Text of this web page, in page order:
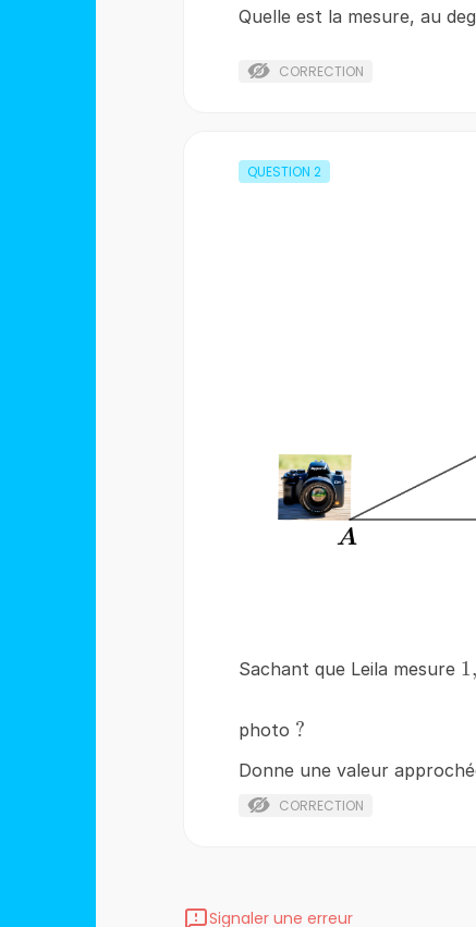
Quelle est la mesure, au
CORRECTION
QUESTION 2
Sachant que Leila mesure 1,
photo ?
?
Donne une valeur
CORRECTION
Signaler une erreur